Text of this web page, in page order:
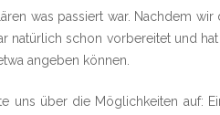
was passiert war. Nachdem
natürlich schon vorbereitet und
angeben können.
uns über die Möglichkeiten auf: